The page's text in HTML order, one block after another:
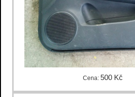
Cena: 500 Kč